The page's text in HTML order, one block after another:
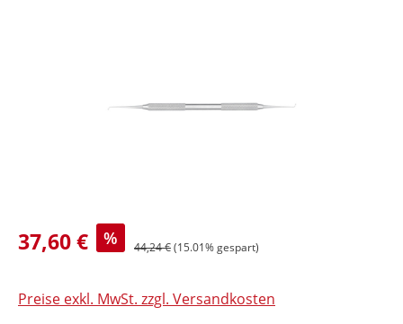
37,60 € % 44,24 €(15.01% gespart)
Preise exkl. MwSt. zzgl. Versandkosten